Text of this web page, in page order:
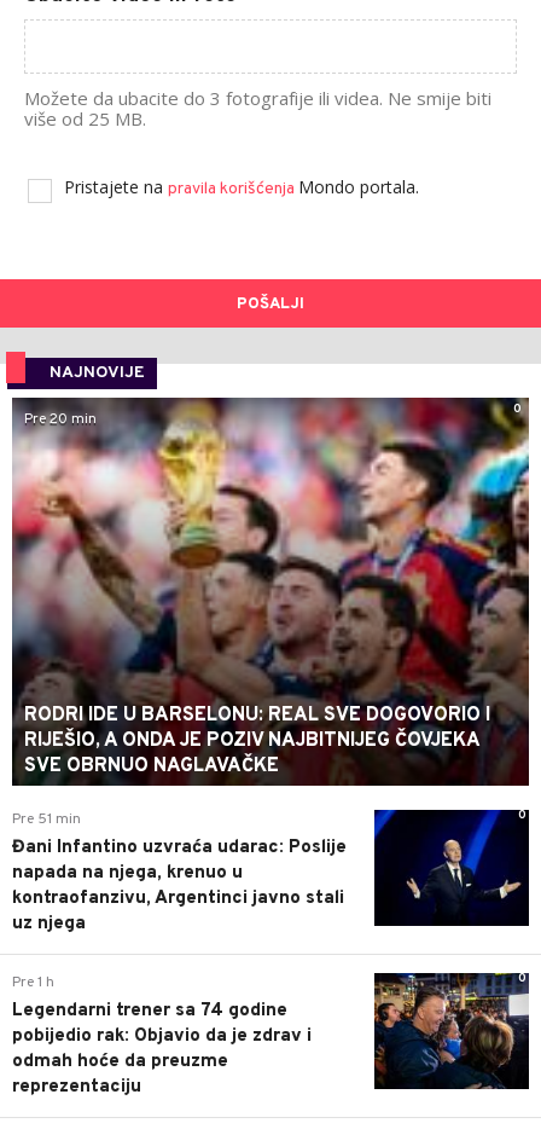
Možete da ubacite do 3 fotografije ili videa. Ne smije biti
više od 25 MB.
Pristajete na pravila korišćenja Mondo portala.
POŠALJI
NAJNOVIJE
0
Pre 20 min
RODRI IDE U BARSELONU: REAL SVE DOGOVORIO I
RIJEŠIO, A ONDA JE POZIV NAJBITNIJEG ČOVJEKA
SVE OBRNUO NAGLAVAČKE
0
Pre 51 min
Đani Infantino uzvraća udarac: Poslije
napada na njega, krenuo u
kontraofanzivu, Argentinci javno stali
uz njega
0
Pre 1 h
Legendarni trener sa 74 godine
pobijedio rak: Objavio da je zdrav i
odmah hoće da preuzme
reprezentaciju